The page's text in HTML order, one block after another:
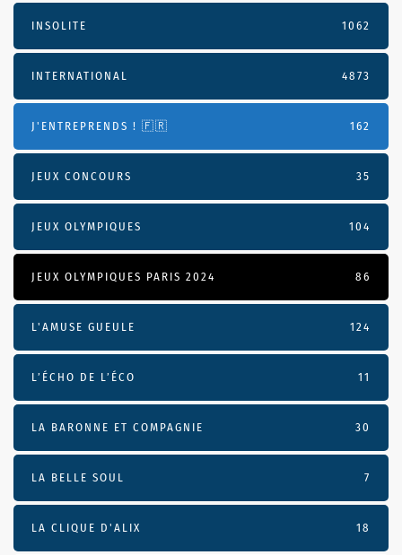
INSOLITE 1062
INTERNATIONAL 4873
J'ENTREPRENDS ! 🇫🇷 162
JEUX CONCOURS 35
JEUX OLYMPIQUES 104
JEUX OLYMPIQUES PARIS 2024 86
L'AMUSE GUEULE 124
L’ÉCHO DE L’ÉCO 11
LA BARONNE ET COMPAGNIE 30
LA BELLE SOUL 7
LA CLIQUE D'ALIX 18